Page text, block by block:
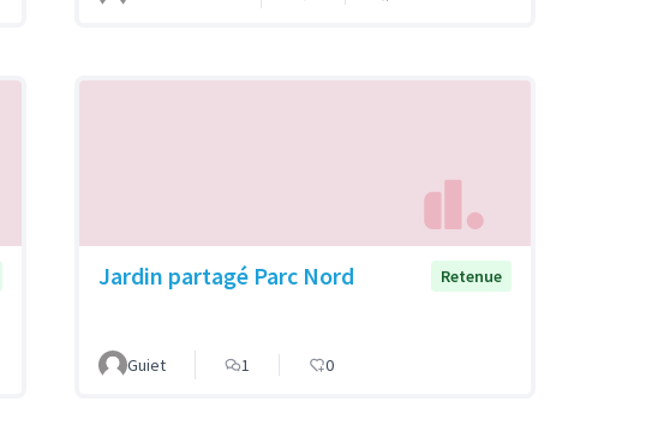
Jardin partagé Parc Nord Retenue
Guiet 1 0